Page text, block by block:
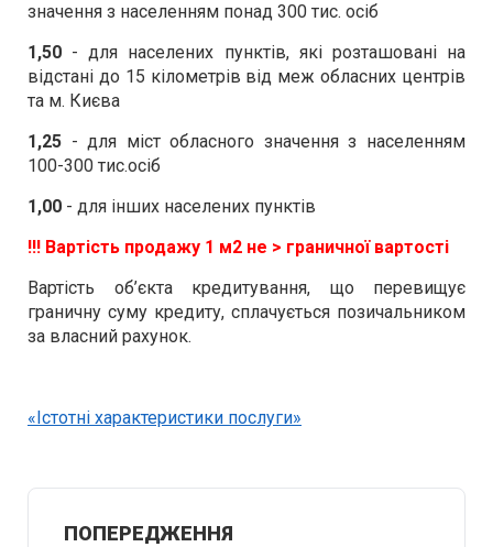
значення з населенням понад 300 тис. осіб
1,50 - для населених пунктів, які розташовані на
відстані до 15 кілометрів від меж обласних центрів
та м. Києва
1,25 - для міст обласного значення з населенням
100-300 тис.осіб
1,00 - для інших населених пунктів
!!! Вартість продажу 1 м2 не > граничної вартості
Вартість об’єкта кредитування, що перевищує
граничну суму кредиту, сплачується позичальником
за власний рахунок.
«Істотні характеристики послуги»
ПОПЕРЕДЖЕННЯ